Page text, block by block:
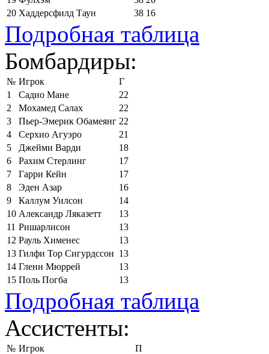
20 Хаддерсфилд Таун 38 16
Подробная таблица
Бомбардиры:
№ Игрок
Г
1
Садио Мане
22
2
Мохамед Салах
22
3
Пьер-Эмерик Обамеянг 22
4
Серхио Агуэро
21
5
Джейми Варди
18
6
Рахим Стерлинг
17
7
Гарри Кейн
17
8
Эден Азар
16
9
Каллум Уилсон
14
10 Александр Ляказетт
13
11 Ришарлисон
13
12 Рауль Хименес
13
13 Гилфи Тор Сигурдссон 13
14 Гленн Мюррей
13
15 Поль Погба 13
Подробная таблица
Ассистенты:
№ Игрок
П